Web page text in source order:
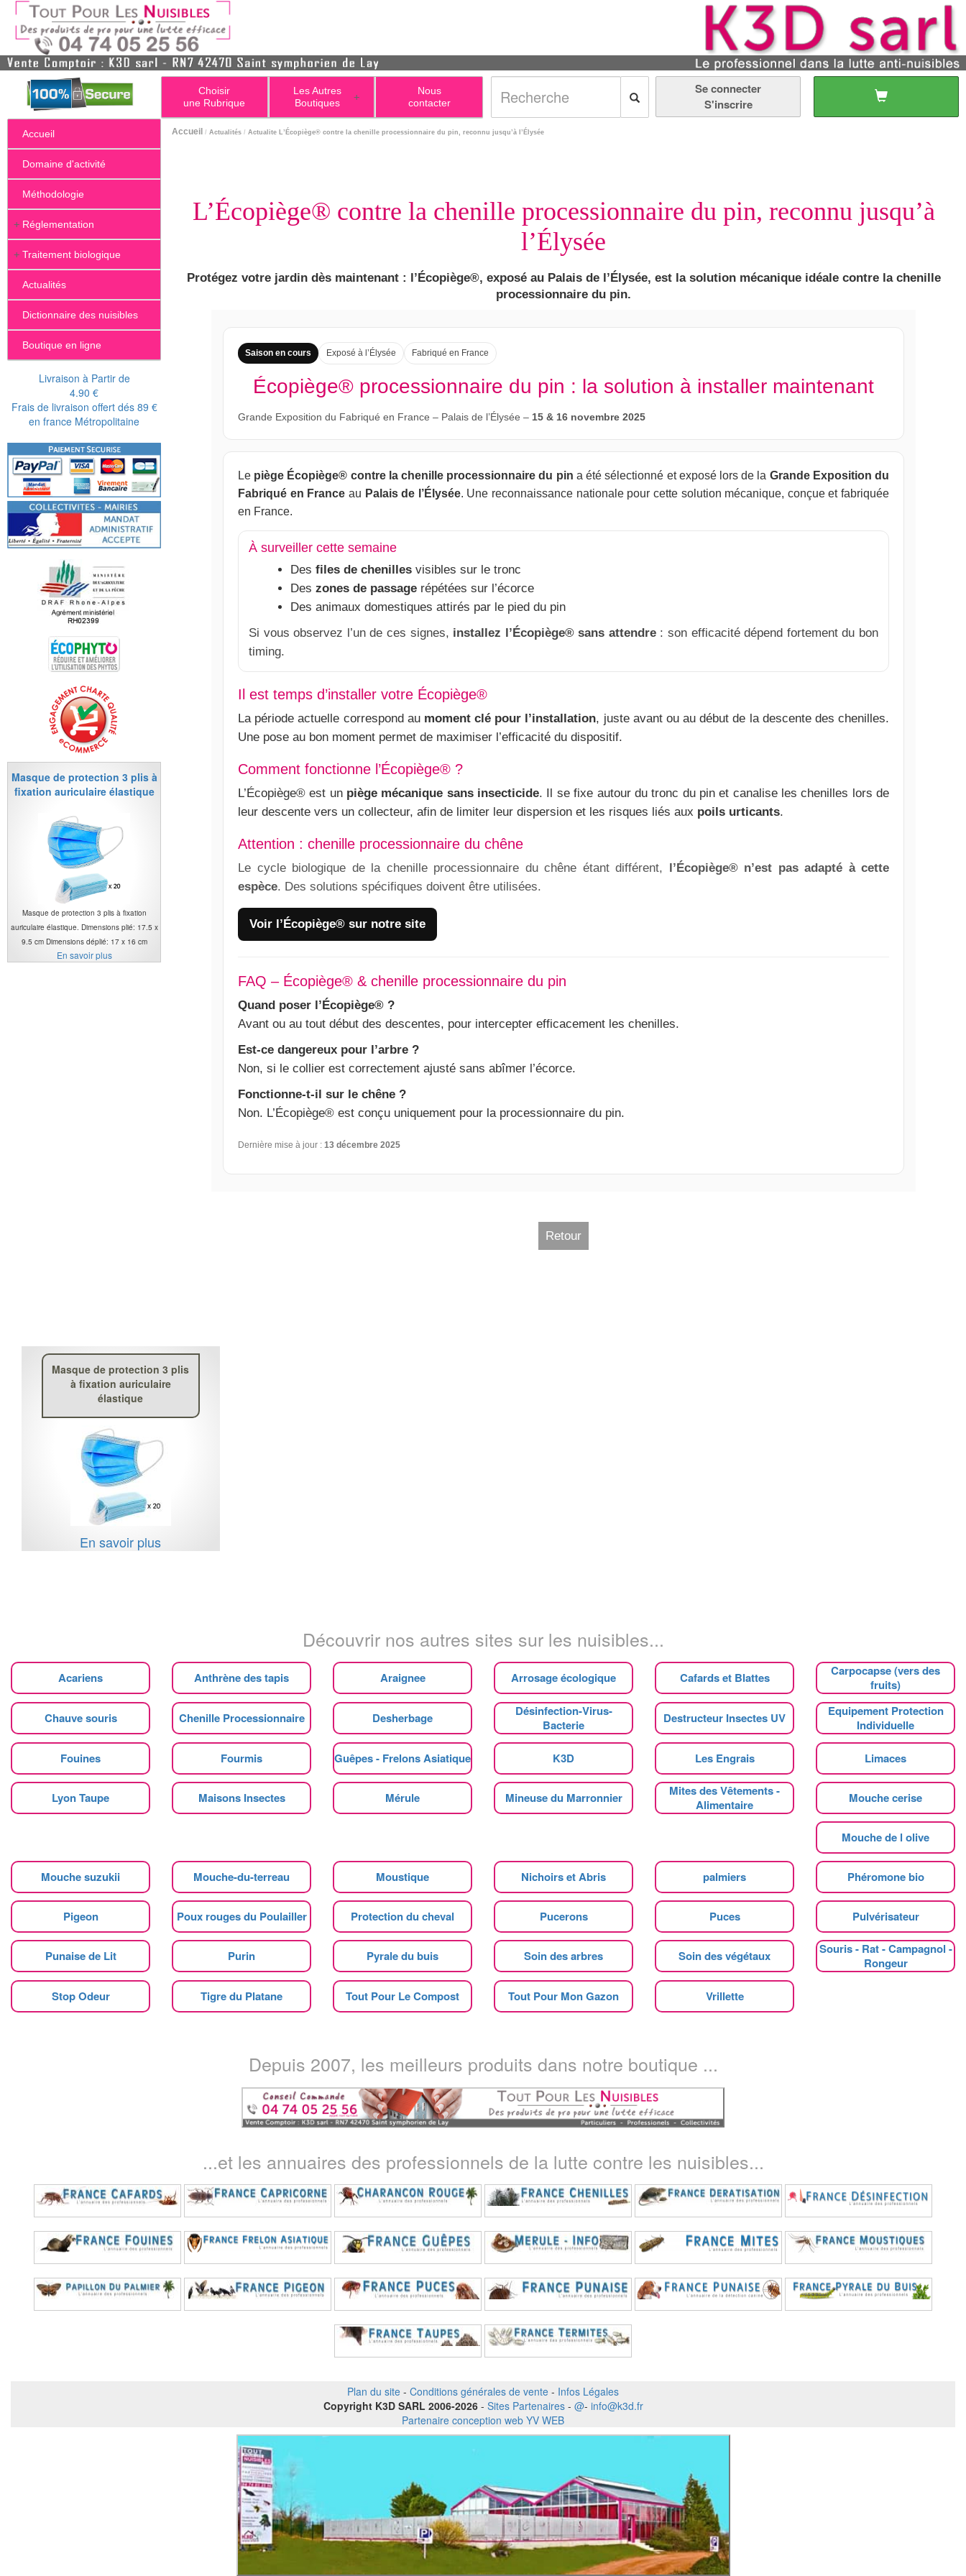
Choisir
une Rubrique
+
Les Autres
Boutiques
Nous
contacter
Se connecter
S'inscrire
Accueil
Domaine d'activité
Méthodologie
+ Réglementation
+ Traitement biologique
Actualités
Dictionnaire des nuisibles
Boutique en ligne
Livraison à Partir de
4.90 €
Frais de livraison offert dés 89 €
en france Métropolitaine
Masque de protection 3 plis à
fixation auriculaire élastique
Masque de protection 3 plis à fixation
auriculaire élastique. Dimensions plié: 17.5 x
9.5 cm Dimensions déplié: 17 x 16 cm
En savoir plus
Accueil / Actualités / Actualite L’Écopiège® contre la chenille processionnaire du pin, reconnu jusqu’à l’Élysée
L’Écopiège® contre la chenille processionnaire du pin, reconnu jusqu’à
l’Élysée
Protégez votre jardin dès maintenant : l’Écopiège®, exposé au Palais de l’Élysée, est la solution mécanique idéale contre la chenille
processionnaire du pin.
Saison en cours Exposé à l’Élysée Fabriqué en France
Écopiège® processionnaire du pin : la solution à installer maintenant
Grande Exposition du Fabriqué en France – Palais de l’Élysée – 15 & 16 novembre 2025
Le piège Écopiège® contre la chenille processionnaire du pin a été sélectionné et exposé lors de la Grande Exposition du
Fabriqué en France au Palais de l’Élysée. Une reconnaissance nationale pour cette solution mécanique, conçue et fabriquée
en France.
À surveiller cette semaine
Des files de chenilles visibles sur le tronc
Des zones de passage répétées sur l’écorce
Des animaux domestiques attirés par le pied du pin
Si vous observez l’un de ces signes, installez l’Écopiège® sans attendre: son efficacité dépend fortement du bon
timing.
Il est temps d’installer votre Écopiège®
La période actuelle correspond au moment clé pour l’installation, juste avant ou au début de la descente des chenilles.
Une pose au bon moment permet de maximiser l’efficacité du dispositif.
Comment fonctionne l’Écopiège® ?
L’Écopiège® est un piège mécanique sans insecticide. Il se fixe autour du tronc du pin et canalise les chenilles lors de
leur descente vers un collecteur, afin de limiter leur dispersion et les risques liés aux poils urticants.
Attention : chenille processionnaire du chêne
Le cycle biologique de la chenille processionnaire du chêne étant différent, l’Écopiège® n’est pas adapté à cette
espèce. Des solutions spécifiques doivent être utilisées.
Voir l’Écopiège® sur notre site
FAQ – Écopiège® & chenille processionnaire du pin
Quand poser l’Écopiège® ?
Avant ou au tout début des descentes, pour intercepter efficacement les chenilles.
Est-ce dangereux pour l’arbre ?
Non, si le collier est correctement ajusté sans abîmer l’écorce.
Fonctionne-t-il sur le chêne ?
Non. L’Écopiège® est conçu uniquement pour la processionnaire du pin.
Dernière mise à jour : 13 décembre 2025
Retour
Masque de protection 3 plis
à fixation auriculaire
élastique
En savoir plus
Découvrir nos autres sites sur les nuisibles...
Acariens Anthrène des tapis Araignee Arrosage écologique Cafards et Blattes
Carpocapse (vers des
fruits)
Chauve souris Chenille Processionnaire Desherbage
Désinfection-Virus-
Bacterie
Destructeur Insectes UV
Equipement Protection
Individuelle
Fouines Fourmis Guêpes - Frelons Asiatique K3D Les Engrais Limaces
Lyon Taupe Maisons Insectes Mérule Mineuse du Marronnier
Mites des Vêtements -
Alimentaire
Mouche cerise
Mouche de l olive
Mouche suzukii Mouche-du-terreau Moustique Nichoirs et Abris palmiers Phéromone bio
Pigeon Poux rouges du Poulailler Protection du cheval Pucerons Puces Pulvérisateur
Punaise de Lit Purin Pyrale du buis Soin des arbres Soin des végétaux
Souris - Rat - Campagnol -
Rongeur
Stop Odeur Tigre du Platane Tout Pour Le Compost Tout Pour Mon Gazon Vrillette
Depuis 2007, les meilleurs produits dans notre boutique ...
...et les annuaires des professionnels de la lutte contre les nuisibles...
Plan du site - Conditions générales de vente - Infos Légales
Copyright K3D SARL 2006-2026 - Sites Partenaires- @- info@k3d.fr
Partenaire conception web YV WEB